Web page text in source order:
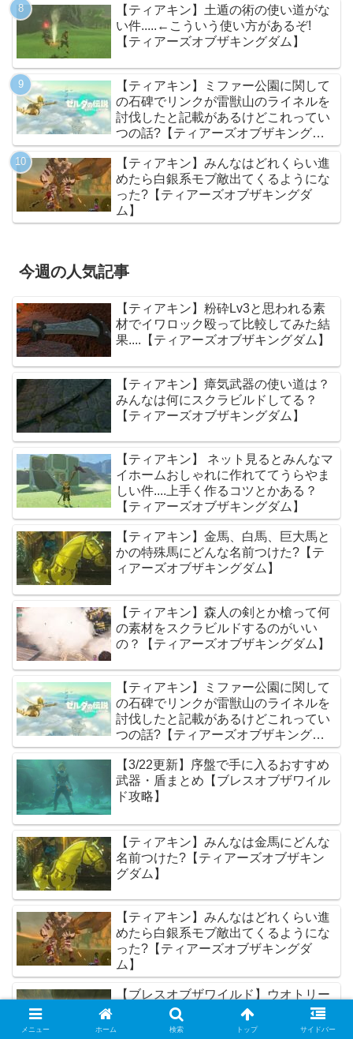
【ティアキン】土遁の術の使い道がな
い件.....←こういう使い方があるぞ!
【ティアーズオブザキングダム】
【ティアキン】ミファー公園に関して
の石碑でリンクが雷獣山のライネルを
討伐したと記載があるけどこれってい
つの話?【ティアーズオブザキングダ
ム】
【ティアキン】みんなはどれくらい進
めたら白銀系モブ敵出てくるようにな
った?【ティアーズオブザキングダ
ム】
今週の人気記事
【ティアキン】粉砕Lv3と思われる素
材でイワロック殴って比較してみた結
果....【ティアーズオブザキングダム】
【ティアキン】瘴気武器の使い道は？
みんなは何にスクラビルドしてる？
【ティアーズオブザキングダム】
【ティアキン】 ネット見るとみんなマ
イホームおしゃれに作れててうらやま
しい件....上手く作るコツとかある？
【ティアーズオブザキングダム】
【ティアキン】金馬、白馬、巨大馬と
かの特殊馬にどんな名前つけた?【テ
ィアーズオブザキングダム】
【ティアキン】森人の剣とか槍って何
の素材をスクラビルドするのがいい
の？【ティアーズオブザキングダム】
【ティアキン】ミファー公園に関して
の石碑でリンクが雷獣山のライネルを
討伐したと記載があるけどこれってい
つの話?【ティアーズオブザキングダ
ム】
【3/22更新】序盤で手に入るおすすめ
武器・盾まとめ【ブレスオブザワイル
ド攻略】
【ティアキン】みんなは金馬にどんな
名前つけた?【ティアーズオブザキン
グダム】
【ティアキン】みんなはどれくらい進
めたら白銀系モブ敵出てくるようにな
った?【ティアーズオブザキングダ
ム】
【ブレスオブザワイルド】ウオトリー
の村のコログがクリアできないんだ
メニュー ホーム 検索 トップ サイドバー